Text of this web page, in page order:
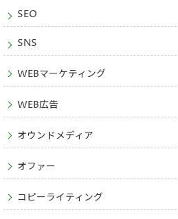
SEO
SNS
WEBマーケティング
WEB広告
オウンドメディア
オファー
コピーライティング